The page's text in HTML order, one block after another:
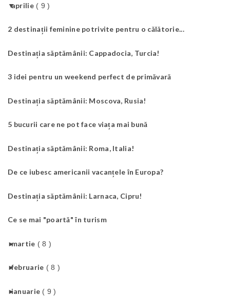
▼
aprilie ( 9 )
2 destinații feminine potrivite pentru o călătorie...
Destinația săptămânii: Cappadocia, Turcia!
3 idei pentru un weekend perfect de primăvară
Destinația săptămânii: Moscova, Rusia!
5 bucurii care ne pot face viața mai bună
Destinația săptămânii: Roma, Italia!
De ce iubesc americanii vacanțele în Europa?
Destinația săptămânii: Larnaca, Cipru!
Ce se mai "poartă" în turism
►
martie ( 8 )
►
februarie ( 8 )
►
ianuarie ( 9 )